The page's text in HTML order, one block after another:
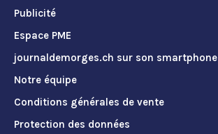
Publicité
Espace PME
journaldemorges.ch sur son smartphone
Notre équipe
Conditions générales de vente
Protection des données